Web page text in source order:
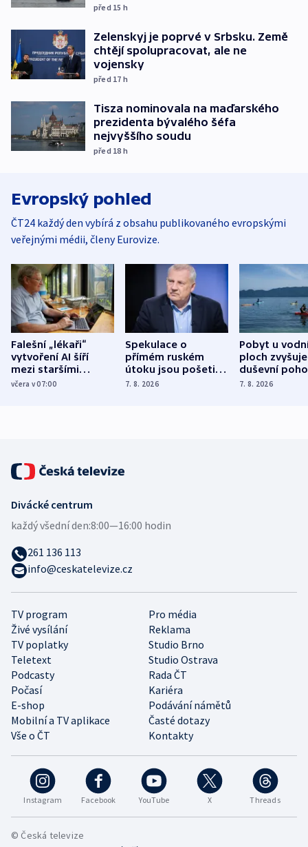
před 15 h
Zelenskyj je poprvé v Srbsku. Země
chtějí spolupracovat, ale ne
vojensky
před 17 h
Tisza nominovala na maďarského
prezidenta bývalého šéfa
nejvyššího soudu
před 18 h
Evropský pohled
ČT24 každý den vybírá z obsahu publikovaného evropskými
veřejnými médii, členy Eurovize.
Falešní „lékaři“
vytvoření AI šíří
mezi staršími
Poláky nebezpečné
včera v 07:00
Spekulace o
přímém ruském
útoku jsou pošetilé,
míní estonský
7. 8. 2026
Pobyt u
ploch zvyšuje
duševní
ukázala
7. 8. 2026
Instagram Facebook YouTube X Threads
TV program
Pro média
Živé vysílání
Reklama
TV poplatky
Studio Brno
Teletext
Studio Ostrava
Podcasty
Rada ČT
Počasí
Kariéra
E-shop
Podávání námětů
Mobilní a TV aplikace
Časté dotazy
Vše o ČT
Kontakty
Divácké centrum
každý všední den:8:00—16:00 hodin
261 136 113
info@ceskatelevize.cz
© Česká televize